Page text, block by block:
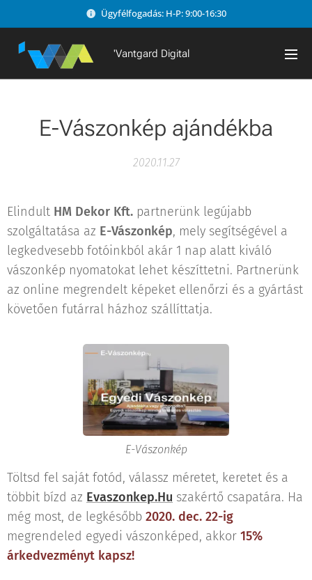
Ügyfélfogadás: H-P: 9:00-16:30
'Vantgard Digital
E-Vászonkép ajándékba
2020.11.27
Elindult HM Dekor Kft. partnerünk legújabb
szolgáltatása az E-Vászonkép, mely segítségével a
legkedvesebb fotóinkból akár 1 nap alatt kiváló
vászonkép nyomatokat lehet készíttetni. Partnerünk
az online megrendelt képeket ellenőrzi és a gyártást
követően futárral házhoz szállíttatja.
E-Vászonkép
Töltsd fel saját fotód, válassz méretet, keretet és a
többit bízd az Evaszonkep.Hu szakértő csapatára. Ha
még most, de legkésőbb 2020. dec. 22-ig
megrendeled egyedi vászonképed, akkor 15%
árkedvezményt kapsz!